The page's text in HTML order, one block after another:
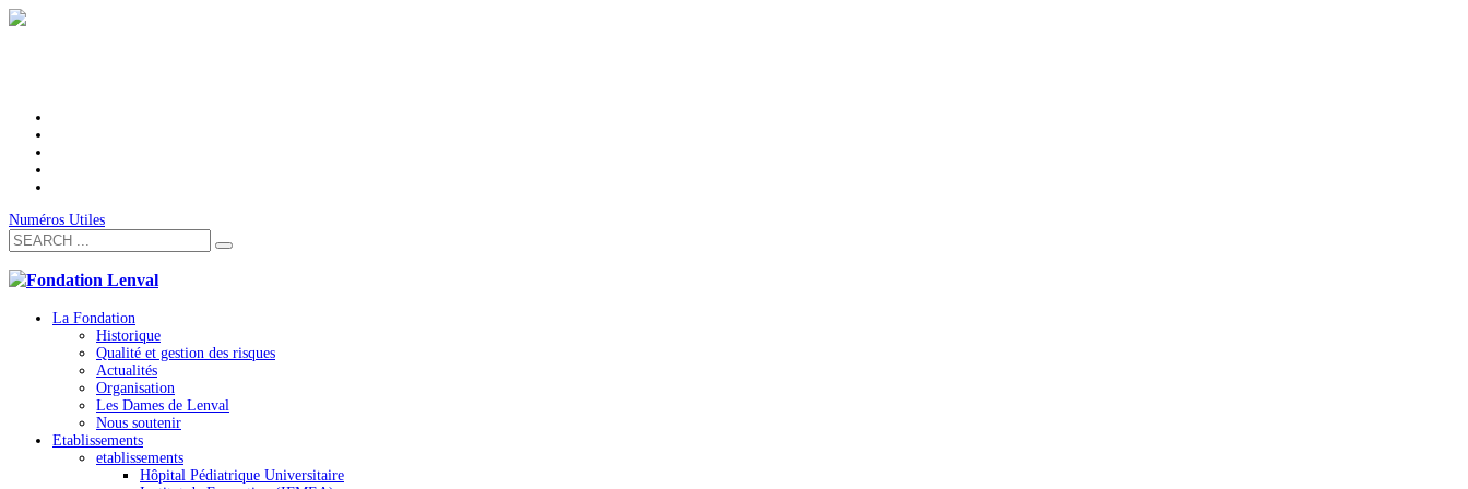
Numéros Utiles
La Fondation
Historique
Qualité et gestion des risques
Actualités
Organisation
Les Dames de Lenval
Nous soutenir
Etablissements
etablissements
Hôpital Pédiatrique Universitaire